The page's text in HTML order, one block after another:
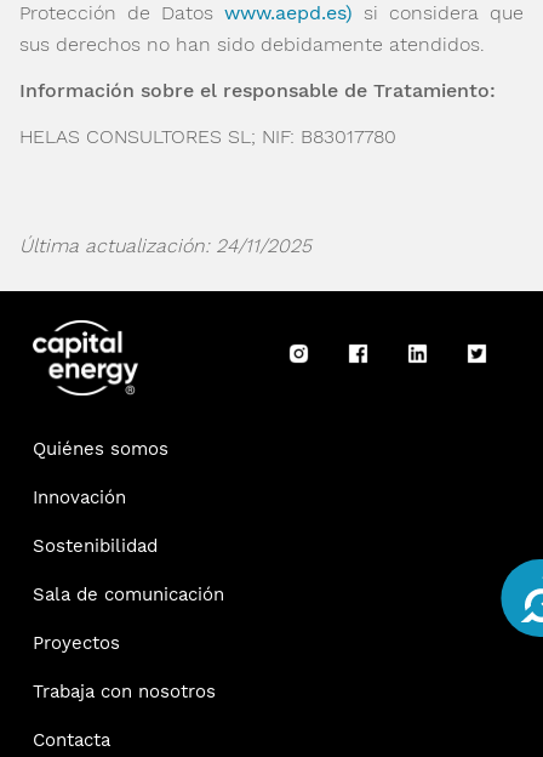
Protección de Datos www.aepd.es) si considera que
sus derechos no han sido debidamente atendidos.
Información sobre el responsable de Tratamiento:
HELAS CONSULTORES SL; NIF: B83017780
Última actualización: 24/11/2025
Quiénes somos
Innovación
Sostenibilidad
Sala de comunicación
Proyectos
Trabaja con nosotros
Contacta